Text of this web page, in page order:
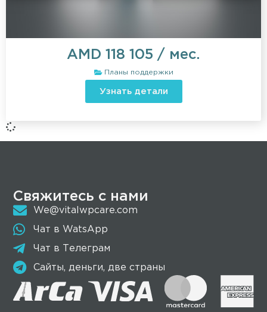
Планы поддержки
AMD 118 105 / мес.
Узнать детали
Свяжитесь с нами
We@vitalwpcare.com
Чат в WatsApp
Чат в Телеграм
Сайты, деньги, две страны